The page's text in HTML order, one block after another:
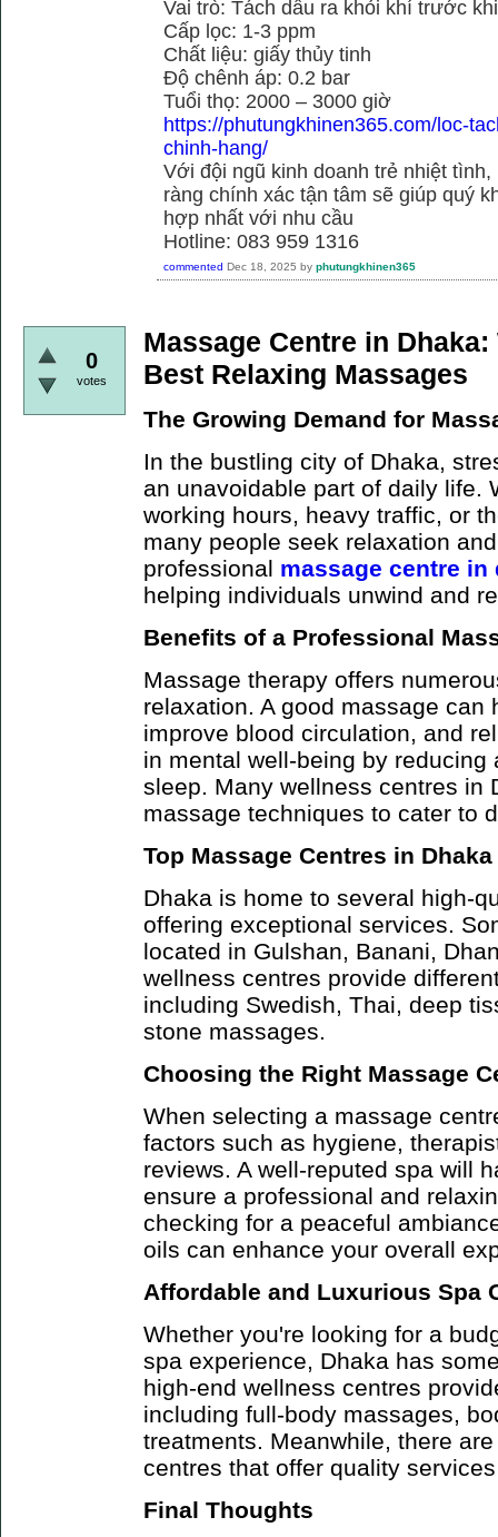
Vai trò: Tách dầu ra khỏi khí trước
Cấp lọc: 1-3 ppm
Chất liệu: giấy thủy tinh
Độ chênh áp: 0.2 bar
Tuổi thọ: 2000 – 3000 giờ
https://phutungkhinen365.com/loc-
chinh-hang/
Với đội ngũ kinh doanh trẻ nhiệt
ràng chính xác tận tâm sẽ giúp quý
hợp nhất với nhu cầu
Hotline: 083 959 1316
commented Dec 18, 2025 by phutungkhinen365
0
votes
Massage Centre in
Best Relaxing Massages
The Growing Demand for
In the bustling city of Dhaka,
an unavoidable part of daily life.
working hours, heavy traffic, or
many people seek relaxation
professional massage centre in
helping individuals unwind and
Benefits of a Professional
Massage therapy offers
relaxation. A good massage
improve blood circulation, and
in mental well-being by
sleep. Many wellness centres in
massage techniques to cater to
Top Massage Centres in Dhaka
Dhaka is home to several high-
offering exceptional services.
located in Gulshan, Banani,
wellness centres provide
including Swedish, Thai, deep
stone massages.
Choosing the Right Massage
When selecting a massage
factors such as hygiene,
reviews. A well-reputed spa will
ensure a professional and
checking for a peaceful
oils can enhance your overall
Affordable and Luxurious Spa
Whether you're looking for a
spa experience, Dhaka has
high-end wellness centres
including full-body massages,
treatments. Meanwhile, there
centres that offer quality
Final Thoughts